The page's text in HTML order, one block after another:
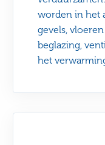
worden in het
gevels,
beglazing,
het